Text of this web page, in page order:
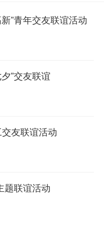
”青年交友联谊活动
”交友联谊
交友联谊活动
题联谊活动